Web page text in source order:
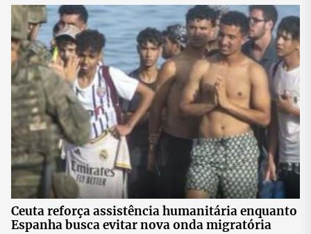
Ceuta reforça assistência humanitária enquanto
Espanha busca evitar nova onda migratória